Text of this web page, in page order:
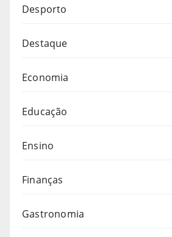
Desporto
Destaque
Economia
Educação
Ensino
Finanças
Gastronomia